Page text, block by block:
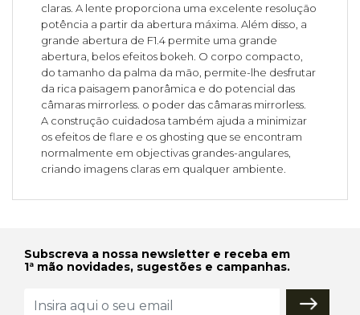
claras. A lente proporciona uma excelente resolução
potência a partir da abertura máxima. Além disso, a
grande abertura de F1.4 permite uma grande
abertura, belos efeitos bokeh. O corpo compacto,
do tamanho da palma da mão, permite-lhe desfrutar
da rica paisagem panorâmica e do potencial das
câmaras mirrorless. o poder das câmaras mirrorless.
A construção cuidadosa também ajuda a minimizar
os efeitos de flare e os ghosting que se encontram
normalmente em objectivas grandes-angulares,
criando imagens claras em qualquer ambiente.
Subscreva a nossa newsletter e receba em
1ª mão novidades, sugestões e campanhas.